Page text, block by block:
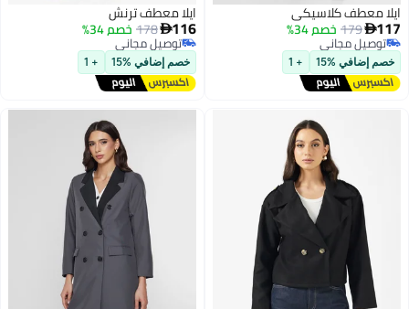
ايلا معطف كلاسيكي
117
179 خصم 34%
توصيل مجاني
توصيل مجاني
خصم إضافي %15 + 1
ايلا معطف ترنش
116
178 خصم 34%
توصيل مجاني
توصيل مجاني
خصم إضافي %15 + 1